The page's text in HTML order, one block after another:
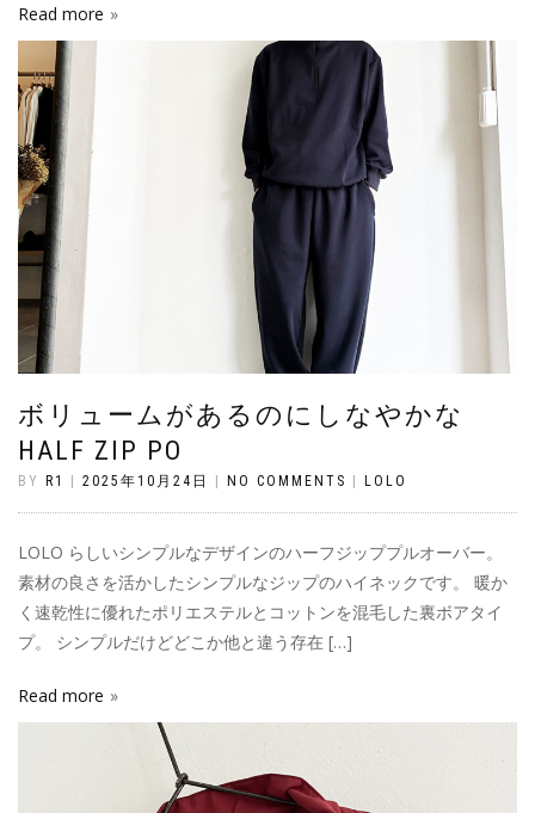
Read more
ボリュームがあるのにしなやかな
HALF ZIP PO
BY R1 | 2025年10月24日 | NO COMMENTS | LOLO
LOLO らしいシンプルなデザインのハーフジッププルオーバー。
素材の良さを活かしたシンプルなジップのハイネックです。 暖か
く速乾性に優れたポリエステルとコットンを混毛した裏ボアタイ
プ。 シンプルだけどどこか他と違う存在 […]
Read more